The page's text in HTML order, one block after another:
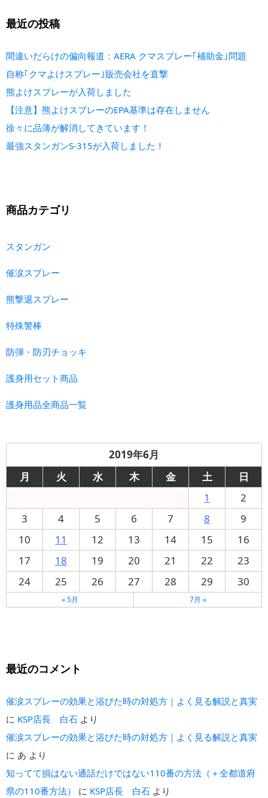
最近の投稿
間違いだらけの偏向報道：AERA クマスプレー｢補助金｣問題
自称｢クマよけスプレー｣販売会社を直撃
熊よけスプレーが入荷しました
【注意】熊よけスプレーのEPA基準は存在しません
徐々に品薄が解消してきています！
最強スタンガンS-315が入荷しました！
商品カテゴリ
スタンガン
催涙スプレー
熊撃退スプレー
特殊警棒
防弾・防刃チョッキ
護身用セット商品
護身用品全商品一覧
2019年6月
月
火 水 木 金 土
日
1
2
3
4 5 6 7 8
9
10
11 12 13 14 15
16
17
18 19 20 21 22
23
24
25 26 27 28 29 30
« 5月 7月 »
最近のコメント
催涙スプレーの効果と浴びた時の対処方｜よく見る解説と真実
に KSP店長 白石 より
催涙スプレーの効果と浴びた時の対処方｜よく見る解説と真実
に あ より
知ってて損はない通話だけではない110番の方法（＋全都道府
県の110番方法）
に KSP店長 白石 より